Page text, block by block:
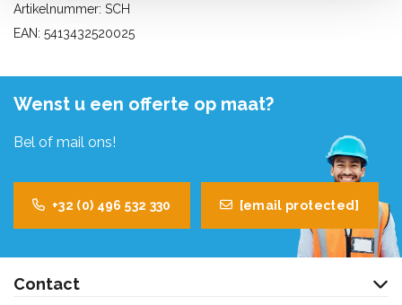
Artikelnummer: SCH
EAN: 5413432520025
Wenst u een offerte op maat?
Bel of mail ons!
+32 (0) 496 532 330 [email protected]
Contact